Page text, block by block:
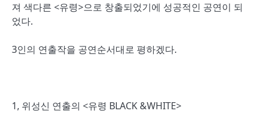
져 색다른 <유령>으로 창출되었기에 성공적인 공연이 되
었다.
3인의 연출작을 공연순서대로 평하겠다.
1, 위성신 연출의 <유령 BLACK &WHITE>